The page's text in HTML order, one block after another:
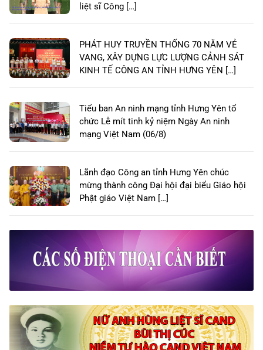
liệt sĩ Công […]
PHÁT HUY TRUYỀN THỐNG 70 NĂM VẺ
VANG, XÂY DỰNG LỰC LƯỢNG CẢNH SÁT
KINH TẾ CÔNG AN TỈNH HƯNG YÊN […]
Tiểu ban An ninh mạng tỉnh Hưng Yên tổ
chức Lễ mít tinh kỷ niệm Ngày An ninh
mạng Việt Nam (06/8)
Lãnh đạo Công an tỉnh Hưng Yên chúc
mừng thành công Đại hội đại biểu Giáo hội
Phật giáo Việt Nam […]